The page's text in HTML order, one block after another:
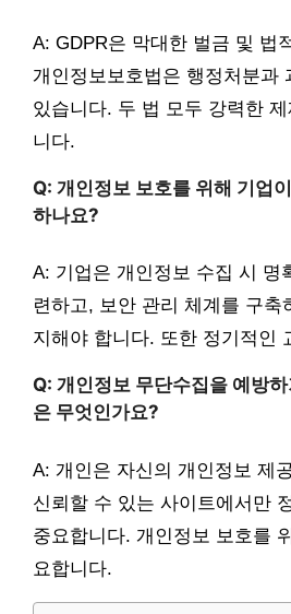
A: GDPR은 막대한 벌금 및 법
개인정보보호법은 행정처분과
있습니다. 두 법 모두 강력한
니다.
Q: 개인정보 보호를 위해 기업
하나요?
A: 기업은 개인정보 수집 시 명
련하고, 보안 관리 체계를 구축
지해야 합니다. 또한 정기적인
Q: 개인정보 무단수집을 예방
은 무엇인가요?
A: 개인은 자신의 개인정보 제
신뢰할 수 있는 사이트에서만
중요합니다. 개인정보 보호를
요합니다.